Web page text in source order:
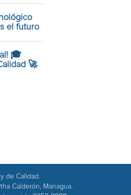
el futuro
🎓
🚀
de Calidad.
Calderón, Managua.